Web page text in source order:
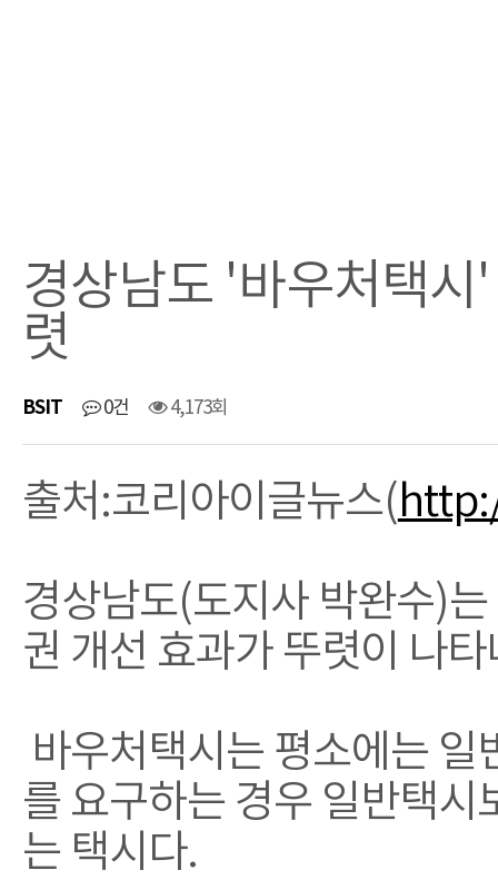
경상남도 '바우처택시
렷
BSIT 0건 4,173회
출처:코리아이글뉴스(
경상남도(도지사 박완수)
권 개선 효과가 뚜렷이 나
바우처택시는 평소에는
를 요구하는 경우 일반택
는 택시다.